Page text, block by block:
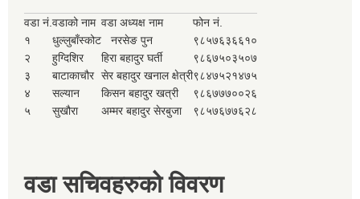
वडा नं.वडाको नाम वडा अध्यक्ष नाम
फोन नं.
१
धुल्लुबाँस्कोट नरसेङ पुन
९८५७६३६६१०
२
हुग्दिशिर हिरा बहादुर घर्ती
९८६७५०३५०७
३
बाटाकाचौर सेर बहादुर खनाल क्षेत्री९८४७५२१४७५
४
सल्यान किसन बहादुर खत्री
९८६७७७००२६
५
सुखौरा अम्मर बहादुर सेरबुजा ९८५७६७७६२८
वडा सचिवहरुको विवरण